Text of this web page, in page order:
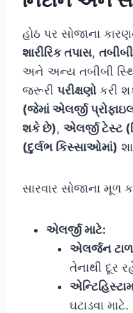
હોઠ પર સોજાના
શારીરિક તપાસ,
અને અન્ય તબીબી
જરૂરી પરીક્ષણોકરી
(જેમાં એલર્જી
શકે છે), એલર્જી ટેસ્ટ
(દુર્લભ કિસ્સાઓમાં)
સારવાર સોજાના મૂળ
એલર્જી માટે:
એલર્જન
તેનાથી દૂર
ઘટાડવા માટે.